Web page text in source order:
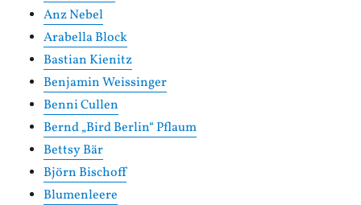
Anz Nebel
Arabella Block
Bastian Kienitz
Benjamin Weissinger
Benni Cullen
Bernd „Bird Berlin“ Pflaum
Bettsy Bär
Björn Bischoff
Blumenleere